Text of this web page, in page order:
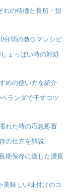
れの特徴と長所・短
分弱の激ウマレシピ
ょっぱい時の対処
めの使い方を紹介
ランダで干すコツ
れた時の応急処置
の仕方を解説
期保存に適した濃度
味しい味付けのコ